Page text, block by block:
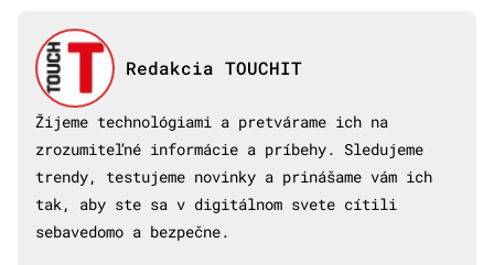
Redakcia TOUCHIT
Žijeme technológiami a pretvárame ich na
zrozumiteľné informácie a príbehy. Sledujeme
trendy, testujeme novinky a prinášame vám ich
tak, aby ste sa v digitálnom svete cítili
sebavedomo a bezpečne.